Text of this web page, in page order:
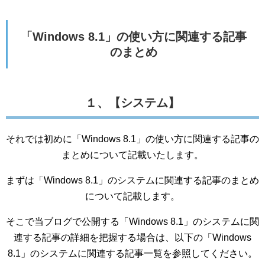
「Windows 8.1」の使い方に関連する記事
のまとめ
１、【システム】
それでは初めに「Windows 8.1」の使い方に関連する記事の
まとめについて記載いたします。
まずは「Windows 8.1」のシステムに関連する記事のまとめ
について記載します。
そこで当ブログで公開する「Windows 8.1」のシステムに関
連する記事の詳細を把握する場合は、以下の「Windows
8.1」のシステムに関連する記事一覧を参照してください。